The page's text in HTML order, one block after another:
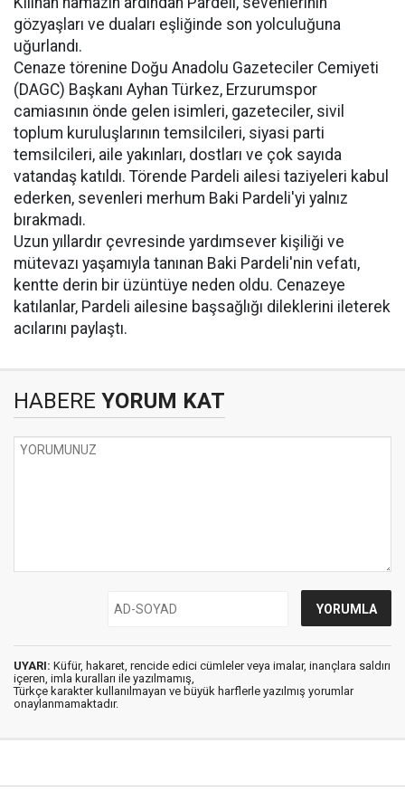
gözyaşları ve duaları eşliğinde son yolculuğuna
uğurlandı.
Cenaze törenine Doğu Anadolu Gazeteciler Cemiyeti
(DAGC) Başkanı Ayhan Türkez, Erzurumspor
camiasının önde gelen isimleri, gazeteciler, sivil
toplum kuruluşlarının temsilcileri, siyasi parti
temsilcileri, aile yakınları, dostları ve çok sayıda
vatandaş katıldı. Törende Pardeli ailesi taziyeleri kabul
ederken, sevenleri merhum Baki Pardeli'yi yalnız
bırakmadı.
Uzun yıllardır çevresinde yardımsever kişiliği ve
mütevazı yaşamıyla tanınan Baki Pardeli'nin vefatı,
kentte derin bir üzüntüye neden oldu. Cenazeye
katılanlar, Pardeli ailesine başsağlığı dileklerini ileterek
acılarını paylaştı.
HABERE YORUM KAT
UYARI: Küfür, hakaret, rencide edici cümleler veya imalar, inançlara saldırı
içeren, imla kuralları ile yazılmamış,
Türkçe karakter kullanılmayan ve büyük harflerle yazılmış yorumlar
onaylanmamaktadır.